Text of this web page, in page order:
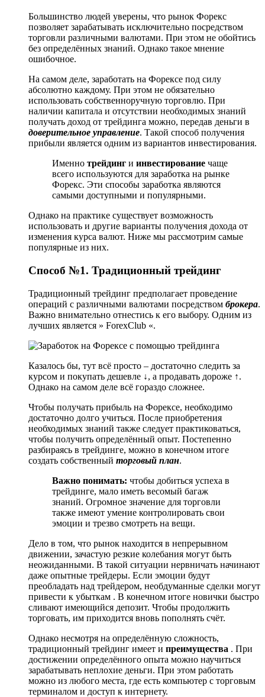
Большинство людей уверены, что рынок Форекс
позволяет зарабатывать исключительно посредством
торговли различными валютами. При этом не обойтись
без определённых знаний. Однако такое мнение
ошибочное.
На самом деле, заработать на Форексе под силу
абсолютно каждому. При этом не обязательно
использовать собственноручную торговлю. При
наличии капитала и отсутствии необходимых знаний
получать доход от трейдинга можно, передав деньги в
доверительное управление. Такой способ получения
прибыли является одним из вариантов инвестирования.
Именно трейдинг и инвестирование чаще
всего используются для заработка на рынке
Форекс. Эти способы заработка являются
самыми доступными и популярными.
Однако на практике существует возможность
использовать и другие варианты получения дохода от
изменения курса валют. Ниже мы рассмотрим самые
популярные из них.
Способ №1. Традиционный трейдинг
Традиционный трейдинг предполагает проведение
операций с различными валютами посредством брокера.
Важно внимательно отнестись к его выбору. Одним из
лучших является » ForexClub «.
Казалось бы, тут всё просто – достаточно следить за
курсом и покупать дешевле ↓, а продавать дороже ↑.
Однако на самом деле всё гораздо сложнее.
Чтобы получать прибыль на Форексе, необходимо
достаточно долго учиться. После приобретения
необходимых знаний также следует практиковаться,
чтобы получить определённый опыт. Постепенно
разбираясь в трейдинге, можно в конечном итоге
создать собственный торговый план.
Важно понимать: чтобы добиться успеха в
трейдинге, мало иметь весомый багаж
знаний. Огромное значение для торговли
также имеют умение контролировать свои
эмоции и трезво смотреть на вещи.
Дело в том, что рынок находится в непрерывном
движении, зачастую резкие колебания могут быть
неожиданными. В такой ситуации нервничать начинают
даже опытные трейдеры. Если эмоции будут
преобладать над трейдером, необдуманные сделки могут
привести к убыткам . В конечном итоге новички быстро
сливают имеющийся депозит. Чтобы продолжить
торговать, им приходится вновь пополнять счёт.
Однако несмотря на определённую сложность,
традиционный трейдинг имеет и преимущества . При
достижении определённого опыта можно научиться
зарабатывать неплохие деньги. При этом работать
можно из любого места, где есть компьютер с торговым
терминалом и доступ к интернету.